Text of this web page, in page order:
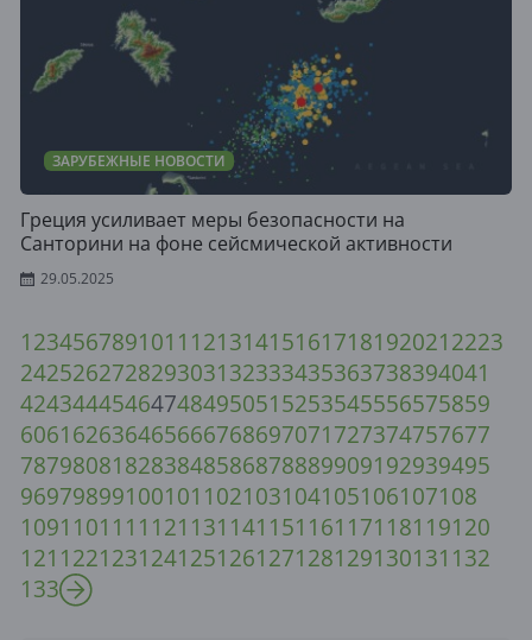
ЗАРУБЕЖНЫЕ НОВОСТИ
Греция усиливает меры безопасности на
Санторини на фоне сейсмической активности
29.05.2025
1234567891011 121314151617181920212223
242526272829303132333435363738394041
424344454647484950515253545556575859
606162636465666768697071727374757677
787980818283848586878889909192939495
96979899100101 102103104105106107108
109110111 112113114115116117118119120
121 122123124125126127128129130131 132
133